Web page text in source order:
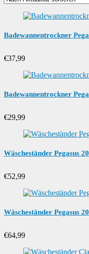
Badewannentrockner
€37,99
Badewannentrockner
€29,99
Wäscheständer Pegasus
€52,99
Wäscheständer Pegasus
€64,99